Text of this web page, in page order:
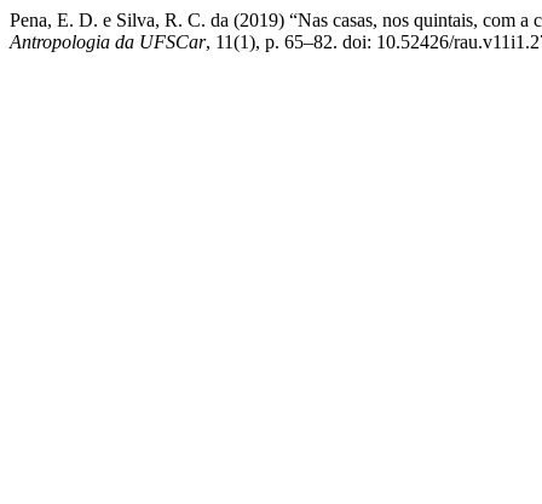
Pena, E. D. e Silva, R. C. da (2019) “Nas casas, nos quintais, com
Antropologia da UFSCar, 11(1), p. 65–82. doi: 10.52426/